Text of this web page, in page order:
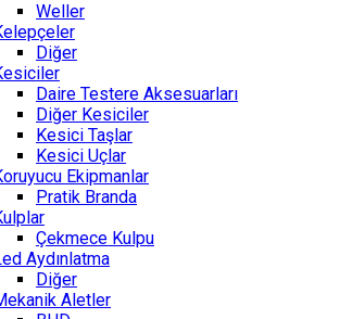
Weller
Diğer
Daire Testere Aksesuarları
Diğer Kesiciler
Kesici Taşlar
Kesici Uçlar
Ekipmanlar
Pratik Branda
Çekmece Kulpu
Aydınlatma
Diğer
Aletler